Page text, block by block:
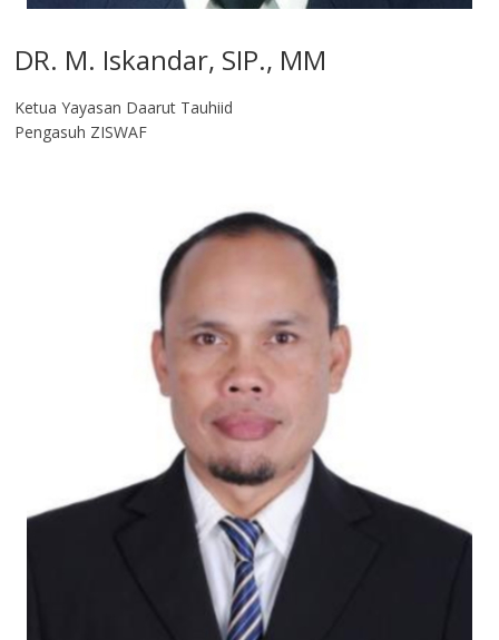
DR. M. Iskandar, SIP., MM
Ketua Yayasan Daarut Tauhiid
Pengasuh ZISWAF